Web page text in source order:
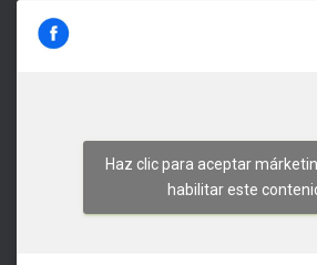
Haz clic para aceptar
habilitar este